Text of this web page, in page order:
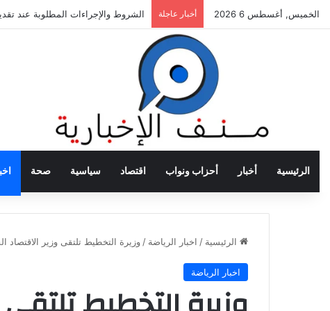
الخميس, أغسطس 6 2026 أخبار عاجلة الشروط والإجراءات المطلوبة عند
الرئيسية أخبار أحزاب ونواب اقتصاد سياسية صحة
الرئيسية / اخبار الرياضة / وزيرة التخطيط تلتقى وزير الاقتصاد
اخبار الرياضة